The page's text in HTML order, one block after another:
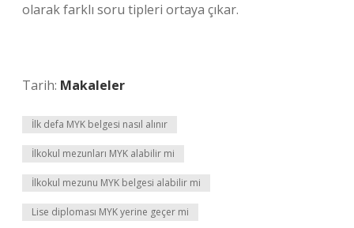
olarak farklı soru tipleri ortaya çıkar.
Tarih: Makaleler
İlk defa MYK belgesi nasıl alınır
İlkokul mezunları MYK alabilir mi
İlkokul mezunu MYK belgesi alabilir mi
Lise diploması MYK yerine geçer mi